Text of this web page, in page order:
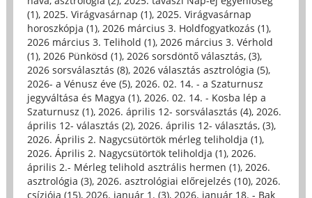
(1), 2025. Virágvasárnap (1), 2025. Virágvasárnap
horoszkópja (1), 2026 március 3. Holdfogyatkozás (1),
2026 március 3. Telihold (1), 2026 március 3. Vérhold
(1), 2026 Pünkösd (1), 2026 sorsdöntő választás, (3),
2026 sorsválasztás (8), 2026 választás asztrológia (5),
2026- a Vénusz éve (5), 2026. 02. 14. - a Szaturnusz
jegyváltása és Magya (1), 2026. 02. 14. - Kosba lép a
Szaturnusz (1), 2026. április 12- sorsválasztás (4), 2026.
április 12- választás (2), 2026. április 12- választás, (3),
2026. Április 2. Nagycsütörtök mérleg teliholdja (1),
2026. Április 2. Nagycsütörtök teliholdja (1), 2026.
április 2.- Mérleg telihold asztrális hermen (1), 2026.
asztrológia (3), 2026. asztrológiai előrejelzés (10), 2026.
csíziója (15), 2026. január 1. (3), 2026. január 18. - Bak